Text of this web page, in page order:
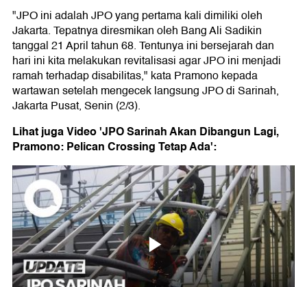
"JPO ini adalah JPO yang pertama kali dimiliki oleh
Jakarta. Tepatnya diresmikan oleh Bang Ali Sadikin
tanggal 21 April tahun 68. Tentunya ini bersejarah dan
hari ini kita melakukan revitalisasi agar JPO ini menjadi
ramah terhadap disabilitas," kata Pramono kepada
wartawan setelah mengecek langsung JPO di Sarinah,
Jakarta Pusat, Senin (2/3).
Lihat juga Video 'JPO Sarinah Akan Dibangun Lagi,
Pramono: Pelican Crossing Tetap Ada':